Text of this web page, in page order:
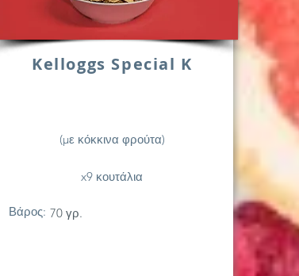
Kelloggs Special K
(με κόκκινα φρούτα)
x9 κουτάλια
Βάρος: 70 γρ.